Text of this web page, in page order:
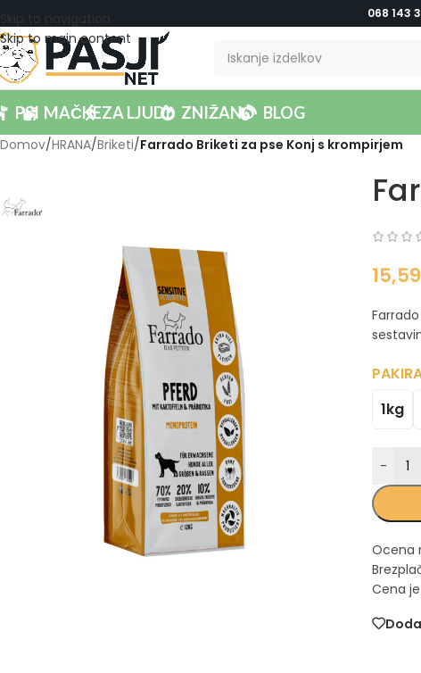
Skip to navigation
Skip to main content
068 143
PSI MAČKEZA LJUDI ZNIŽANO BLOG
Domov/HRANA/Briketi/Farrado Briketi za pse Konj s krompirjem
15,59
1kg
-
Ocena
Cena